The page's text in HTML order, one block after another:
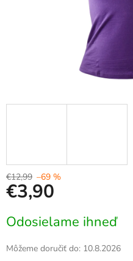
€12,99 –69 %
€3,90
cena:
Odosielame ihneď
Môžeme doručiť do: 10.8.2026